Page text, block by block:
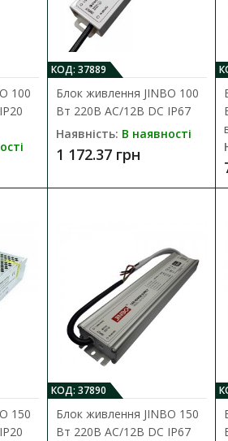
для світлодіодної стрічки JINBO
грн
100
КОД: 37889
Блок живлення JINBO 100
Вт 220В AC/12В DC IP67
Наявність: В наявності
1 172.37 грн
150
КОД: 37890
Блок живлення JINBO 150
Вт 220В AC/12В DC IP67